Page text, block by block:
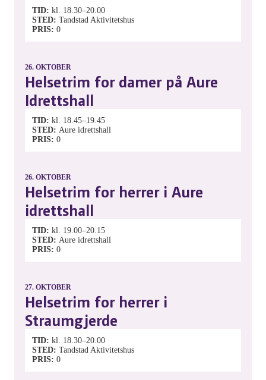
TID kl. 18.30–20.00
STED Tandstad Aktivitetshus
PRIS 0
26. OKTOBER
Helsetrim for damer på Aure
Idrettshall
TID kl. 18.45–19.45
STED Aure idrettshall
PRIS 0
26. OKTOBER
Helsetrim for herrer i Aure
idrettshall
TID kl. 19.00–20.15
STED Aure idrettshall
PRIS 0
27. OKTOBER
Helsetrim for herrer i
Straumgjerde
TID kl. 18.30–20.00
STED Tandstad Aktivitetshus
PRIS 0